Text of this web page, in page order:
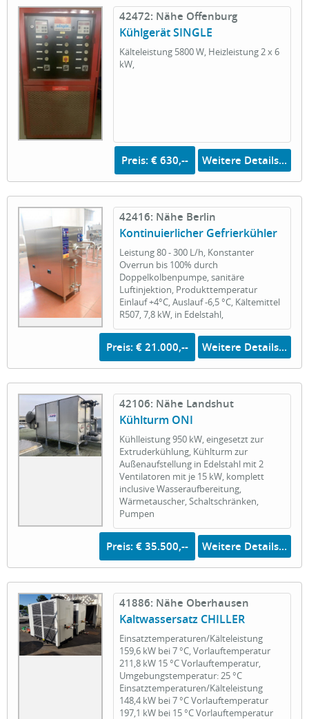
42472: Nähe Offenburg
Kühlgerät SINGLE
Kälteleistung 5800 W, Heizleistung 2 x 6
kW,
Preis: € 630,-- Weitere Details...
42416: Nähe Berlin
Kontinuierlicher Gefrierkühler
Leistung 80 - 300 L/h, Konstanter
Overrun bis 100% durch
Doppelkolbenpumpe, sanitäre
Luftinjektion, Produkttemperatur
Einlauf +4°C, Auslauf -6,5 °C, Kältemittel
R507, 7,8 kW, in Edelstahl,
Preis: € 21.000,-- Weitere Details...
42106: Nähe Landshut
Kühlturm ONI
Kühlleistung 950 kW, eingesetzt zur
Extruderkühlung, Kühlturm zur
Außenaufstellung in Edelstahl mit 2
Ventilatoren mit je 15 kW, komplett
inclusive Wasseraufbereitung,
Wärmetauscher, Schaltschränken,
Pumpen
Preis: € 35.500,-- Weitere Details...
41886: Nähe Oberhausen
Kaltwassersatz CHILLER
Einsatztemperaturen/Kälteleistung
159,6 kW bei 7 °C, Vorlauftemperatur
211,8 kW 15 °C Vorlauftemperatur,
Umgebungstemperatur: 25 °C
Einsatztemperaturen/Kälteleistung
148,4 kW bei 7 °C Vorlauftemperatur
197,1 kW bei 15 °C Vorlauftemperatur